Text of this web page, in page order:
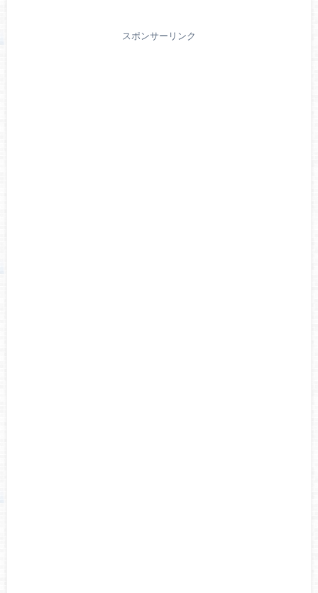
スポンサーリンク